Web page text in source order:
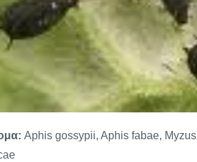
Aphis gossypii, Aphis fabae,